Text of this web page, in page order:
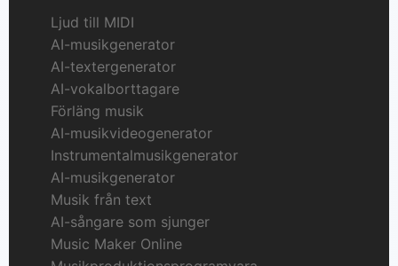
Ljud till MIDI
AI-musikgenerator
AI-textergenerator
AI-vokalborttagare
Förläng musik
AI-musikvideogenerator
Instrumentalmusikgenerator
AI-musikgenerator
Musik från text
AI-sångare som sjunger
Music Maker Online